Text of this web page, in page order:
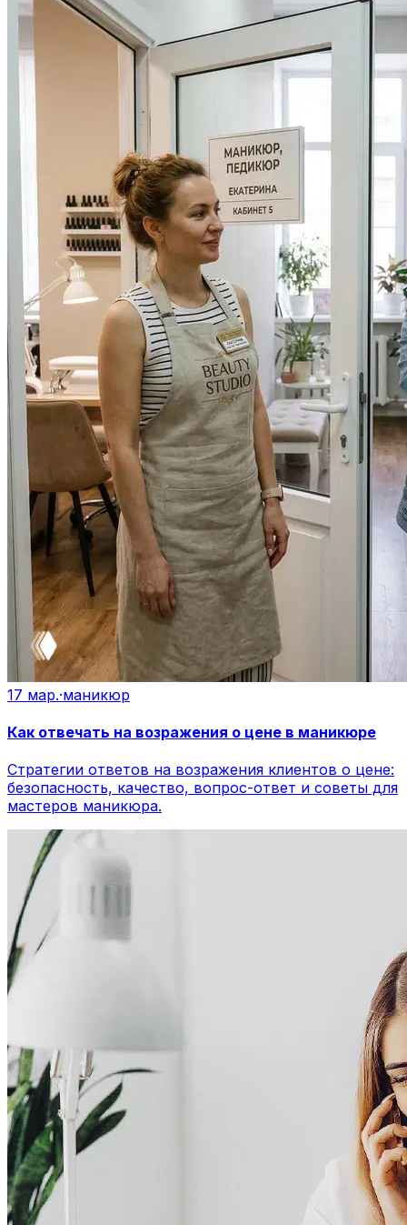
17 мар.·маникюр
Как отвечать на возражения о цене в маникюре
Стратегии ответов на возражения клиентов о цене:
безопасность, качество, вопрос-ответ и советы для
мастеров маникюра.